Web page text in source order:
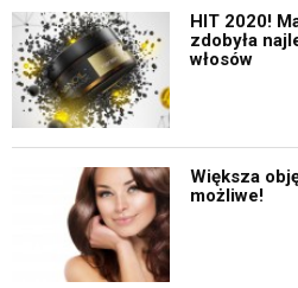
HIT 2020!
zdobyła
włosów
Większa
możliwe!